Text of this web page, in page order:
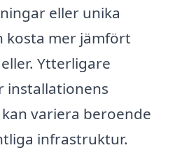
eller unika
kosta mer jämfört
Ytterligare
installationens
variera beroende
infrastruktur.